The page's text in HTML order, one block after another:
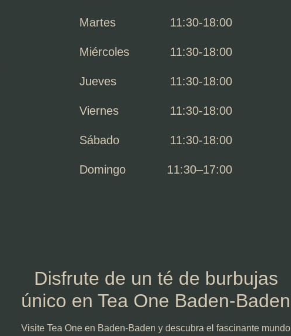
Martes 11:30-18:00
Miércoles 11:30-18:00
Jueves 11:30-18:00
Viernes 11:30-18:00
Sábado 11:30-18:00
Domingo 11:30–17:00
Disfrute de un té de burbujas
único en Tea One Baden-Baden
Visite Tea One en Baden-Baden y descubra el fascinante mundo